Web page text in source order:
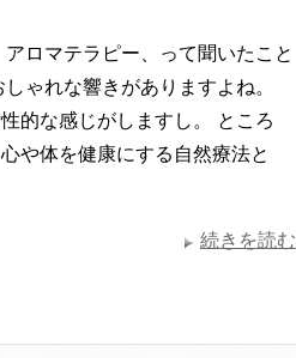
ロマテラピー、って聞いたこと
ゃれな響きがありますよね。
的な感じがしますし。 ところ
や体を健康にする自然療法と
続きを読む